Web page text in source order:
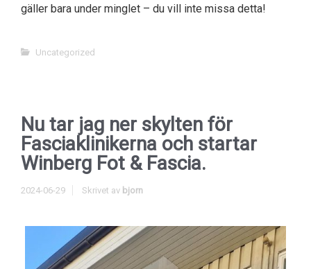
gäller bara under minglet – du vill inte missa detta!
Uncategorized
Nu tar jag ner skylten för
Fasciaklinikerna och startar
Winberg Fot & Fascia.
2024-06-29 Skrivet av bjorn